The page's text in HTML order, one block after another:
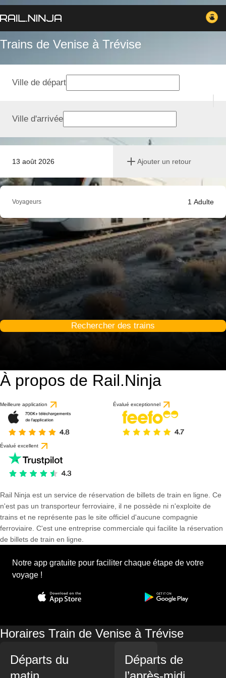
Trains de Venise à Trévise
13 août 2026 Ajouter un retour
Ville de départ
Ville d'arrivée
Voyageurs 1 Adulte
Rechercher des trains
À propos de Rail.Ninja
Meilleure application Évalué exceptionnel
Évalué excellent
Rail Ninja est un service de réservation de billets de train en ligne. Ce
n'est pas un transporteur ferroviaire, il ne possède ni n'exploite de
trains et ne représente pas le site officiel d'aucune compagnie
ferroviaire. C'est une entreprise commerciale qui facilite la réservation
de billets de train en ligne.
Notre app gratuite pour faciliter chaque étape de votre
voyage !
Horaires Train de Venise à Trévise
Départs du
Départs de